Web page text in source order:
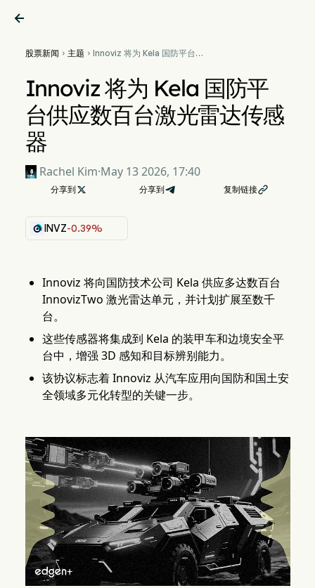

股票新闻  主题  Innoviz 将为 Kela 国防平台供
Innoviz 将为 Kela 国防平
台供应数百台激光雷达传感
器
Rachel Kim·May 13 2026, 17:40
分享到  分享到 复制链接
INVZ-0.39%
Innoviz 将向国防技术公司 Kela 供应多达数百台
InnovizTwo 激光雷达单元，并计划扩展至数千
台。
这些传感器将集成到 Kela 的装甲车和边境安全平
台中，增强 3D 感知和目标辨别能力。
该协议标志着 Innoviz 从汽车应用向国防和国土安
全领域多元化转型的关键一步。